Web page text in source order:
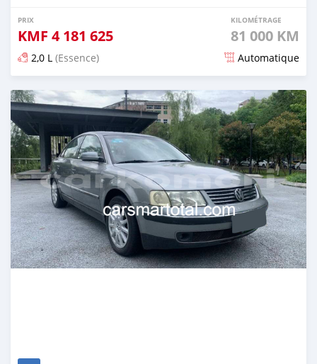
PRIX
KMF 4 181 625
KILOMÉTRAGE
81 000 KM
2,0 L (Essence) Automatique
Publié il y a environ 4 ans